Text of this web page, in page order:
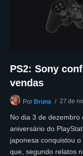
PS2: Sony
vendas
Por Bruna 27 de
No dia 3 de dezembro
aniversário do
japonesa conquistou
que, segundo relatos